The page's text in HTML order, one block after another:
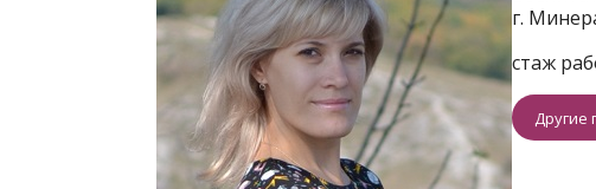
г.
стаж
Другие